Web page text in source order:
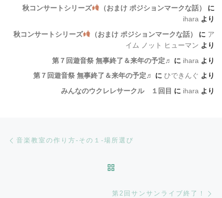
秋コンサートシリーズ （おまけ ポジションマークな話）
に
ihara より
秋コンサートシリーズ
（おまけ ポジションマークな話） に ア
イム ノット ヒューマン より
第７回遊音祭 無事終了＆来年の予定♬
に ihara より
第７回遊音祭 無事終了＆来年の予定♬
に ひできんぐ より
みんなのウクレレサークル １回目 に ihara より
音楽教室の作り方-その１‐場所選び
第2回サンサンライブ終了！